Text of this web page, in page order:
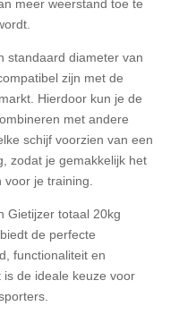
meer weerstand toe te
standaard diameter van
zijn met de
Hierdoor kun je de
met andere
schijf voorzien van een
zodat je gemakkelijk het
voor je training.
Gietijzer totaal 20kg
de perfecte
functionaliteit en
de ideale keuze voor